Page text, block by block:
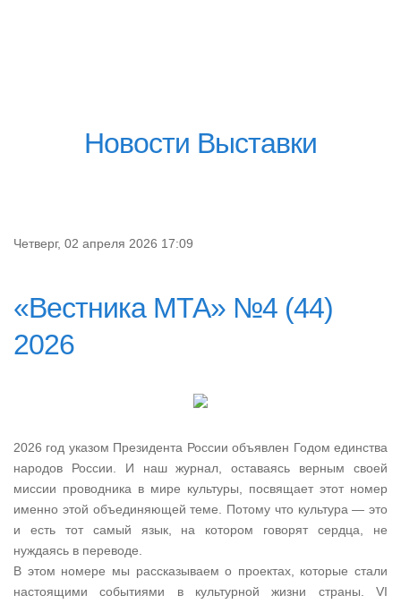
Новости Выставки
Четверг, 02 апреля 2026 17:09
«Вестника МТА» №4 (44)
2026
2026 год указом Президента России объявлен Годом единства
народов России. И наш журнал, оставаясь верным своей
миссии проводника в мире культуры, посвящает этот номер
именно этой объединяющей теме. Потому что культура — это
и есть тот самый язык, на котором говорят сердца, не
нуждаясь в переводе.
В этом номере мы рассказываем о проектах, которые стали
настоящими событиями в культурной жизни страны. VI